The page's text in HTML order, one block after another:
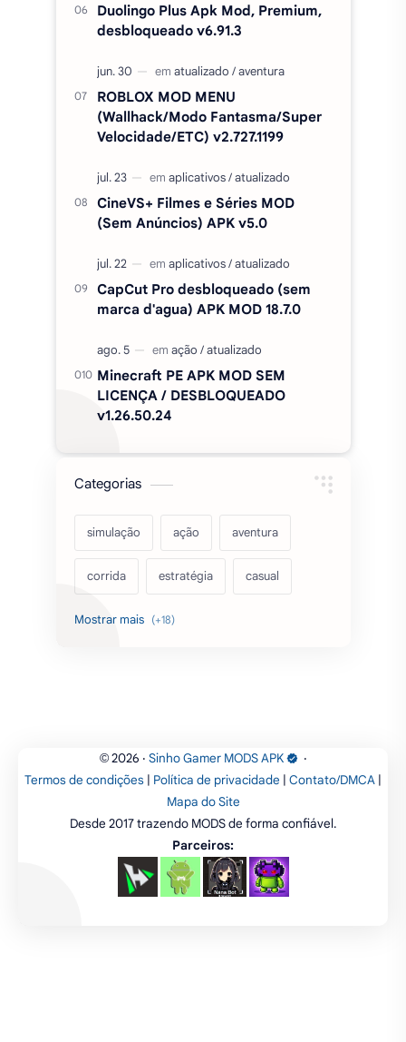
Duolingo Plus Apk Mod, Premium,
desbloqueado v6.91.3
ROBLOX MOD MENU
(Wallhack/Modo Fantasma/Super
Velocidade/ETC) v2.727.1199
CineVS+ Filmes e Séries MOD
(Sem Anúncios) APK v5.0
CapCut Pro desbloqueado (sem
marca d'agua) APK MOD 18.7.0
Minecraft PE APK MOD SEM
LICENÇA / DESBLOQUEADO
v1.26.50.24
Categorias
simulação ação aventura
corrida estratégia casual
acarde esportes
luta educação
desenho
artes
© 2026 ‧ Sinho Gamer MODS APK
‧
Termos de condições | Política de privacidade | Contato/DMCA |
Mapa do Site
Desde 2017 trazendo MODS de forma confiável.
Parceiros: